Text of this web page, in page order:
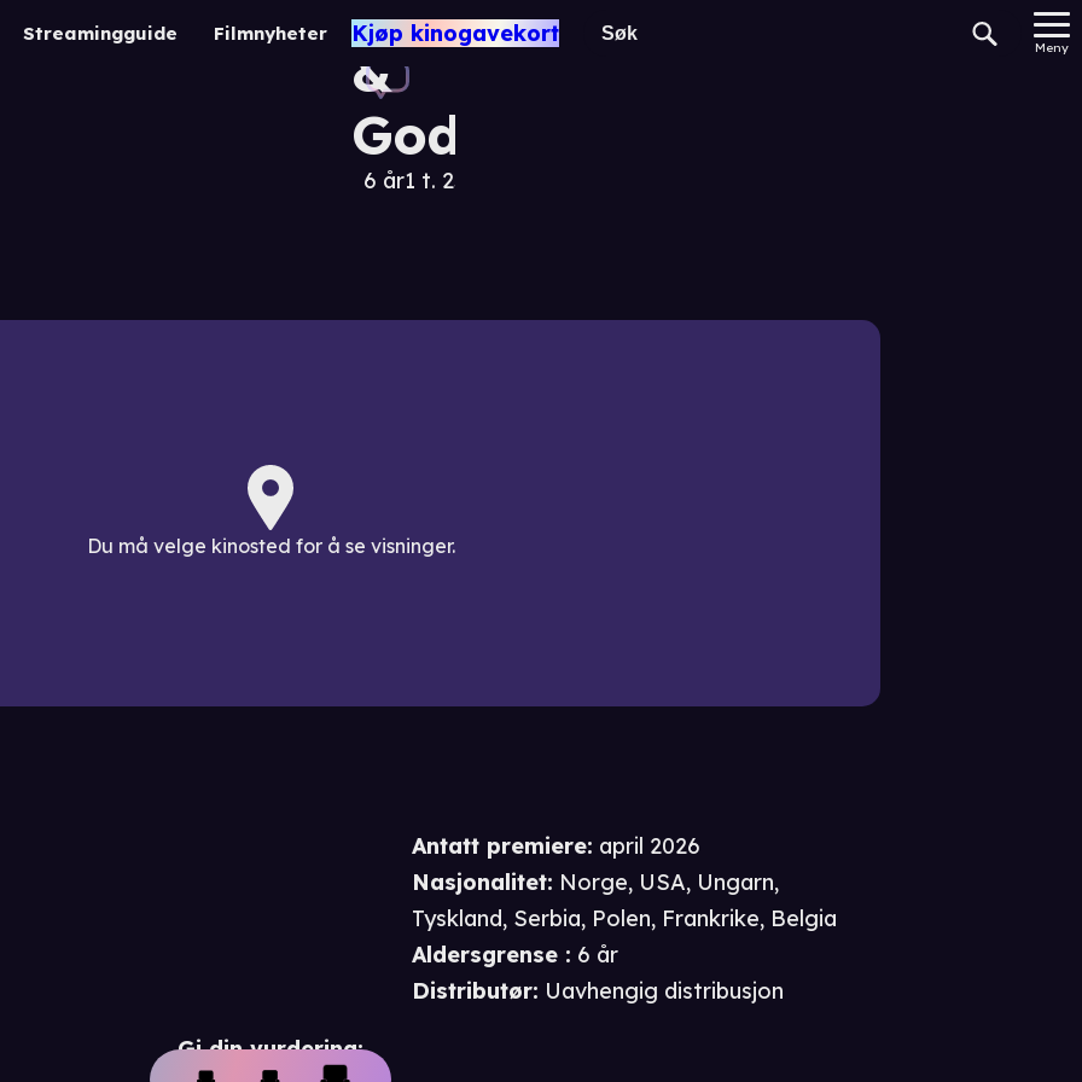
Streamingguide Filmnyheter Kjøp kinogavekort
Meny
&
Godt
6 år1 t. 25 min.
Du må velge kinosted for å se visninger.
Gi din vurdering:
Antatt premiere: april 2026
Nasjonalitet: Norge, USA, Ungarn,
Tyskland, Serbia, Polen, Frankrike, Belgia
Aldersgrense : 6 år
Distributør: Uavhengig distribusjon